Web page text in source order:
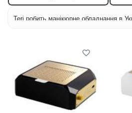
Teri робить манікюрне обладнання в
те, що до них кріпиться або під них
змінні решітки, підлокітники,
HEPA-фільтр, кабель. Одразу про
помилку: літера M у назві (800 M,
нове покоління й не більша
виконання.